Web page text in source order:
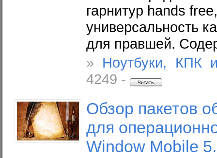
гарнитур hands
универсальность
для правшей.
» Ноутбуки, КПК
4249 -
Обзор пакетов
для
Window Mobile